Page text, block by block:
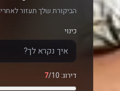
הביקורת שלך תעזור
כינוי
דירוג: 7/10